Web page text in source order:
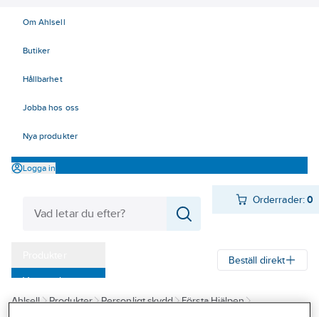
Om Ahlsell
Butiker
Hållbarhet
Jobba hos oss
Nya produkter
Logga in
Orderrader:0
Varumärken
Kampanjer
Beställ direkt
Ahlsell Produkter Personligt skydd
Första Hjälpen